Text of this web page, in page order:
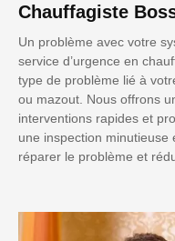
Chauffagiste
Un problème avec votre
service d’urgence en
type de problème lié à
ou mazout. Nous offrons
interventions rapides et
une inspection minutieuse
réparer le problème et